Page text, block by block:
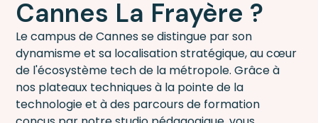
Cannes La Frayère ?
Le campus de Cannes se distingue par son
dynamisme et sa localisation stratégique, au cœur
de l'écosystème tech de la métropole. Grâce à
nos plateaux techniques à la pointe de la
technologie et à des parcours de formation